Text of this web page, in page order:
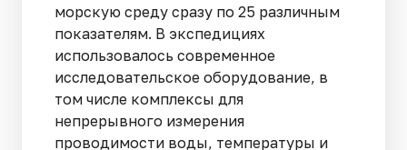
морскую среду сразу по 25 различным
показателям. В экспедициях
использовалось современное
исследовательское оборудование, в
том числе комплексы для
непрерывного измерения
проводимости воды, температуры и